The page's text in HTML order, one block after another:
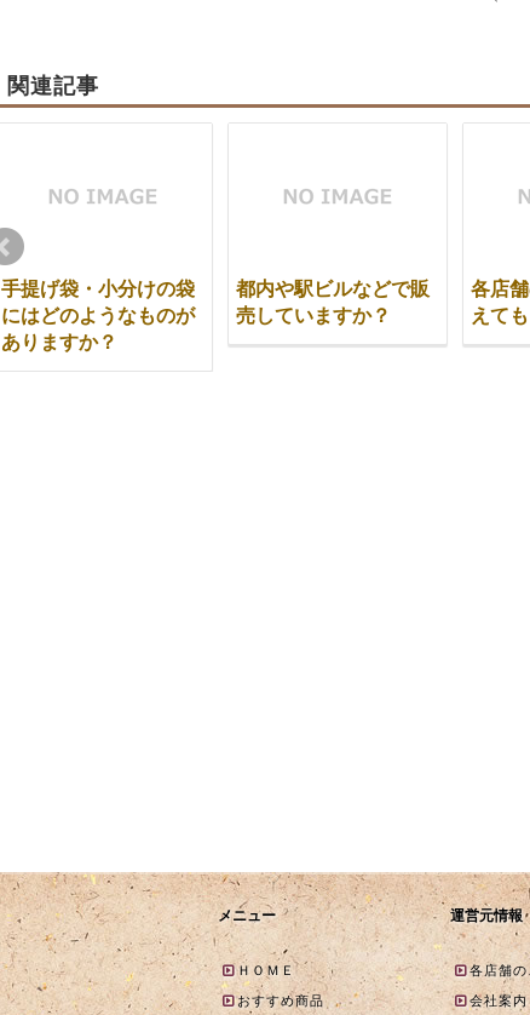
関連記事
手提げ袋・小分けの袋
にはどのようなものが
ありますか？
都内や駅ビルなどで販
売していますか？
各店
えて
メニュー
ＨＯＭＥ
おすすめ商品
運営元情報
各店舗の
会社案内